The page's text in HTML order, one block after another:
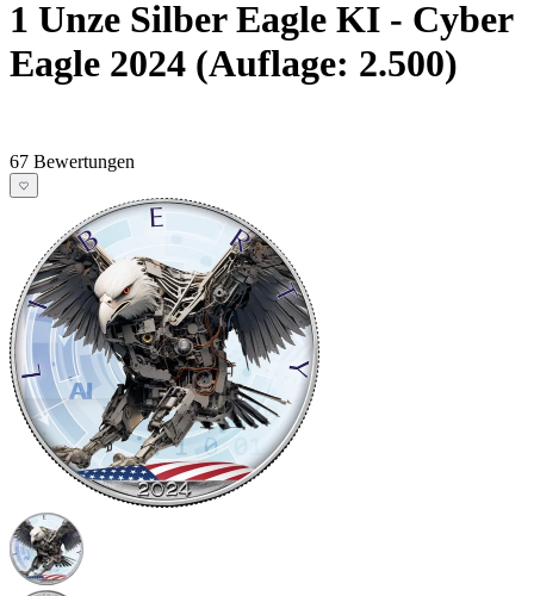
1 Unze Silber Eagle KI - Cyber
Eagle 2024 (Auflage: 2.500)
67 Bewertungen